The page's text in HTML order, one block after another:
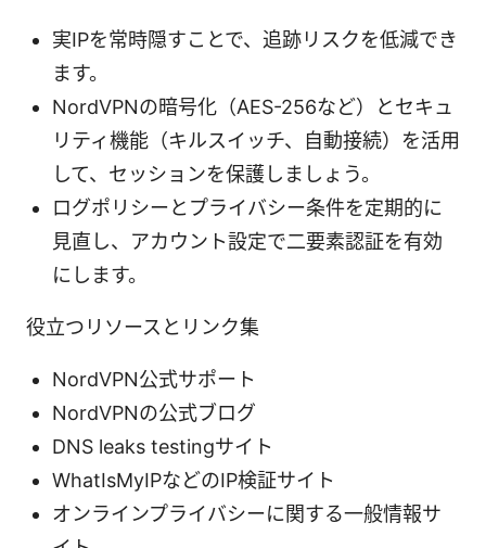
実IPを常時隠すことで、追跡リスクを低減でき
ます。
NordVPNの暗号化（AES-256など）とセキュ
リティ機能（キルスイッチ、自動接続）を活用
して、セッションを保護しましょう。
ログポリシーとプライバシー条件を定期的に
見直し、アカウント設定で二要素認証を有効
にします。
役立つリソースとリンク集
NordVPN公式サポート
NordVPNの公式ブログ
DNS leaks testingサイト
WhatIsMyIPなどのIP検証サイト
オンラインプライバシーに関する一般情報サ